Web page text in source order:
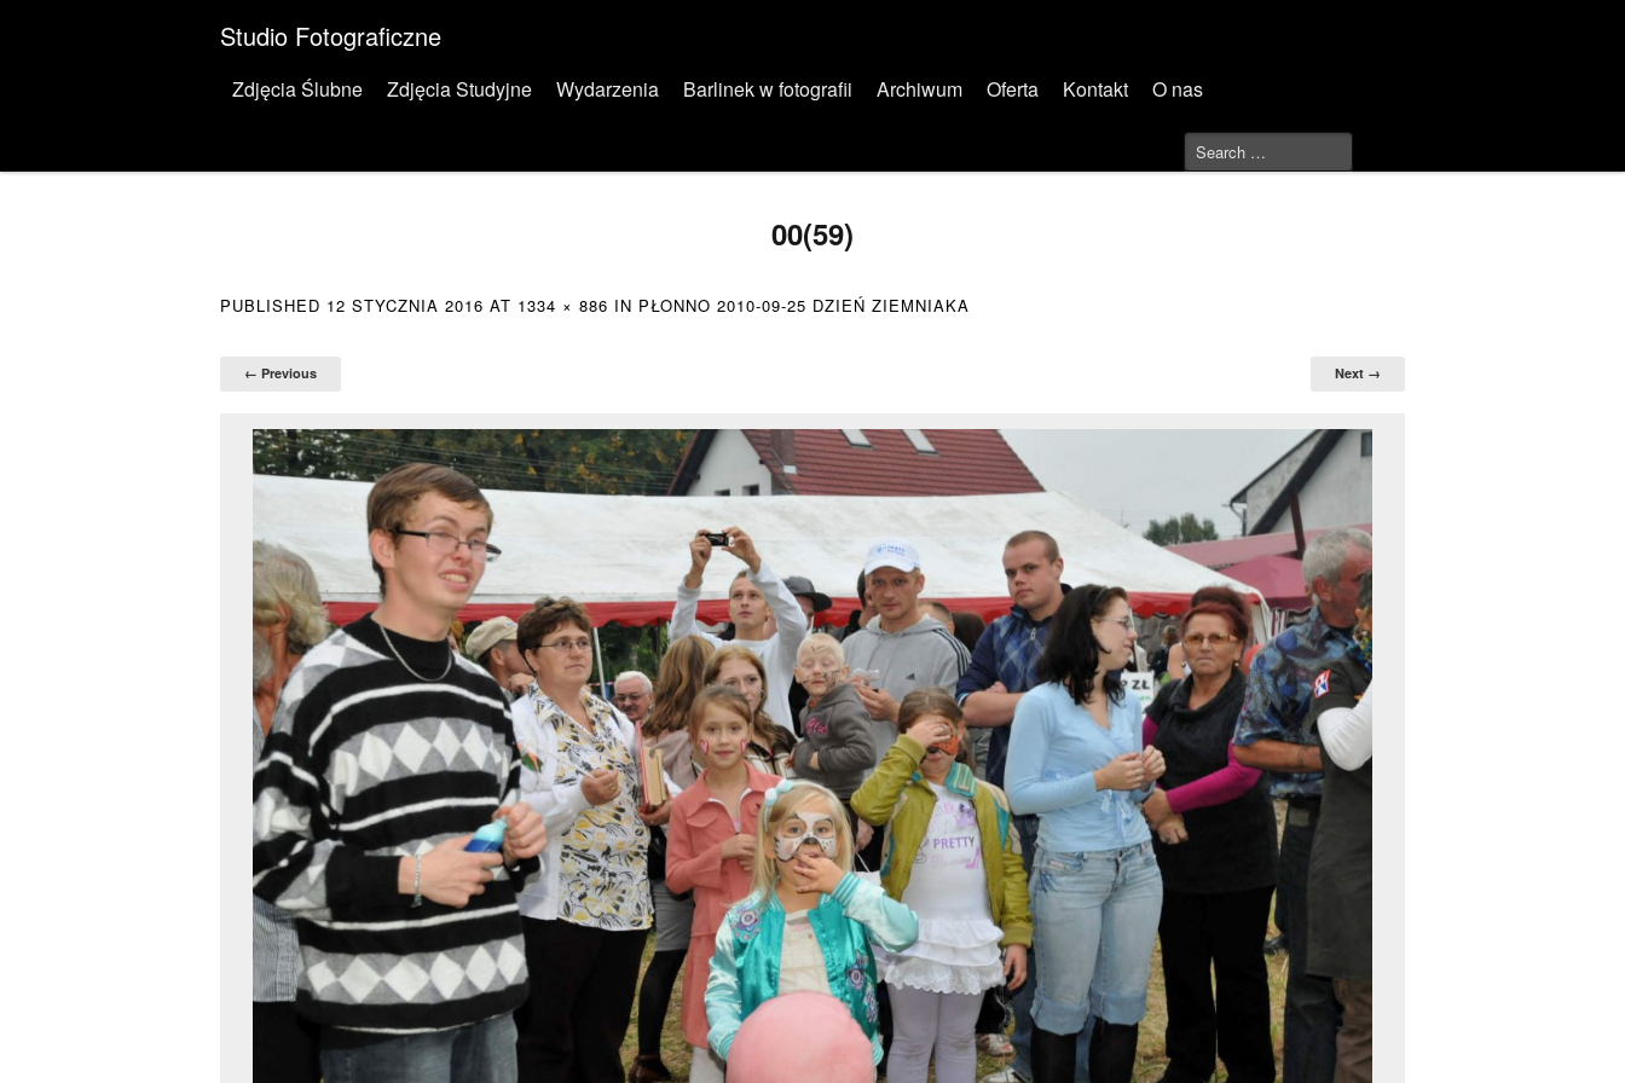
Studio Fotograficzne
Menu
Skip to content
Zdjęcia Ślubne Zdjęcia Studyjne Wydarzenia Barlinek w fotografii Archiwum Oferta Kontakt O nas
00(59)
PUBLISHED 12 STYCZNIA 2016 AT 1334 × 886 IN PŁONNO 2010-09-25 DZIEŃ ZIEMNIAKA
← Previous Next →